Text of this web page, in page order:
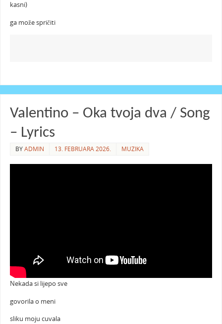
kasni)
ga može spričiti
Valentino – Oka tvoja dva / Song
– Lyrics
BYADMIN 13. FEBRUARA 2026. MUZIKA
Nekada si lijepo sve
govorila o meni
sliku moju cuvala